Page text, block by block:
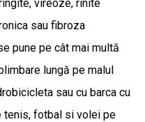
vireoze, rinite
sau fibroza
pune pe cât mai multă
lungă pe malul
sau cu barca cu
tenis, fotbal si volei pe